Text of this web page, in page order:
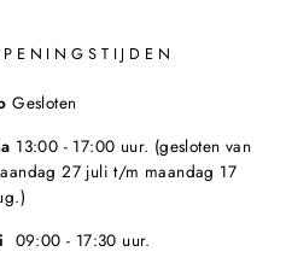
Gesloten
13:00 - 17:00 uur. (gesloten van
27 juli t/m maandag 17
09:00 - 17:30 uur.